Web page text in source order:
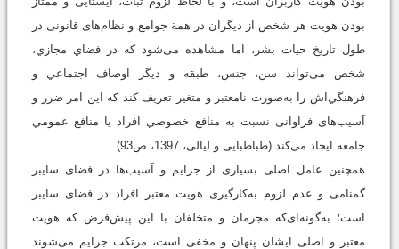
بودن هویت هر شخص از دیگران در همة جوامع و نظام‌های قانونی در
طول تاریخ حیات بشر، اما مشاهده می‌شود که در فضاي مجازي،
شخص می‌تواند سن، جنس، طبقه و ديگر اوصاف اجتماعي و
فرهنگي‌اش را به‌صورت نامعتبر و متغیر تعریف کند که این امر ضرر و
آسیب‌های فراوانی نسبت به منافع خصوصي افراد يا منافع عمومي
جامعه ایجاد می‌کند (طباطبایی و لیالی، 1397، ص93).
همچنین عامل اصلی بسیاری از جرایم و آسیب‌‌ها در فضای سایبر
گمنامی و عدم لزوم به‌کارگیری هویت معتبر افراد در فضای سایبر
است؛ به‌گونه‌ای‌که مجرمان و متخلفان با این پیش‌فرض که هویت
معتبر و اصلی ایشان پنهان و مخفی است، مرتکب جرایم می‌شوند